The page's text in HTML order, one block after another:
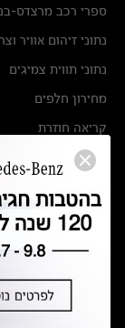
ספרי רכב מרצדס-
נתוני זיהום אוויר
נתוני תווית צמיגים
מחירון חלפים
קריאה חוזרת
הודעה על הטבות
תקנון ימי מכירות 120 לכלמוביל
מצאו אותנו